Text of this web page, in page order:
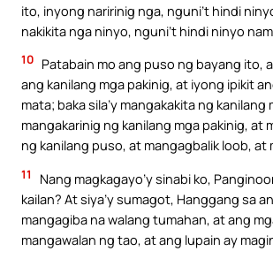
ito, inyong naririnig nga, nguni’t hindi
nakikita nga ninyo, nguni’t hindi ninyo
10 Patabain mo ang puso ng bayang ito,
ang kanilang mga pakinig, at iyong ipikit
mata; baka sila’y mangakakita ng kanilang
mangakarinig ng kanilang mga pakinig, at
ng kanilang puso, at mangagbalik loob, at
11
Nang magkagayo’y sinabi ko,
kailan? At siya’y sumagot, Hanggang sa
mangagiba na walang tumahan, at ang
mangawalan ng tao, at ang lupain ay